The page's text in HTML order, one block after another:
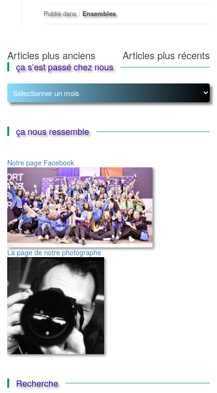
Publié dans : Ensembles
Navigation
des
articles
Articles plus anciens Articles plus récents
ça s’est passé chez nous
ça
s’est
passé
nousça nous ressemble
Notre page Facebook
La page de notre photographe
Recherche